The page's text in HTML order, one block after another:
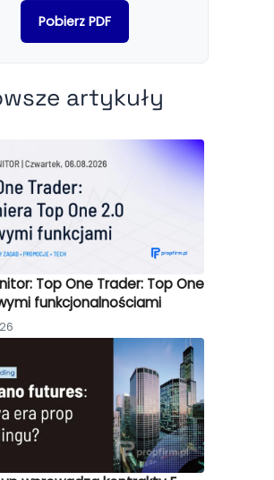
Pobierz PDF
artykuły
Top One Trader: Top One
funkcjonalnościami